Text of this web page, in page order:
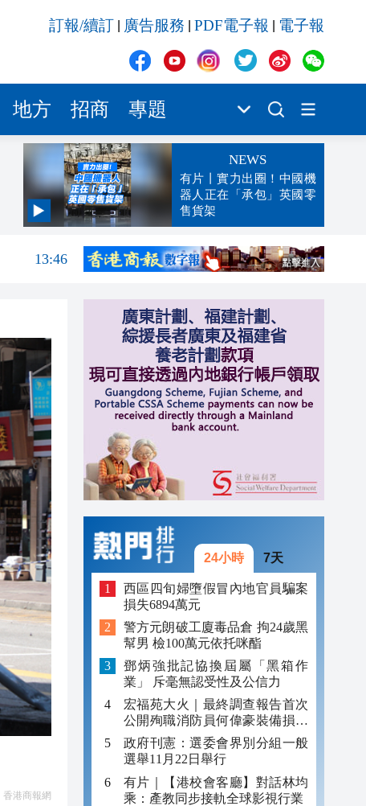
訂報/續訂 廣告服務 PDF電子報 電子報
地方 招商 專題
NEWS
有片丨實力出圈！中國機
器人正在「承包」英國零
售貨架
14:04
13:46
13:14
13:10
13:04
11:40
香港商報網
24小時 7天
西區四旬婦墮假冒內地官員騙案
損失6894萬元
警方元朗破工廈毒品倉 拘24歲黑
幫男 檢100萬元依托咪酯
鄧炳強批記協換屆屬「黑箱作
業」 斥毫無認受性及公信力
宏福苑大火｜最終調查報告首次
公開殉職消防員何偉豪裝備損毀
照片
政府刊憲：選委會界別分組一般
選舉11月22日舉行
有片｜【港校會客廳】對話林均
乘：產教同步接軌全球影視行業